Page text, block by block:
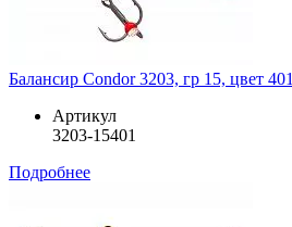
Балансир Condor 3203, гр 15, цвет 401
Артикул
3203-15401
Подробнее